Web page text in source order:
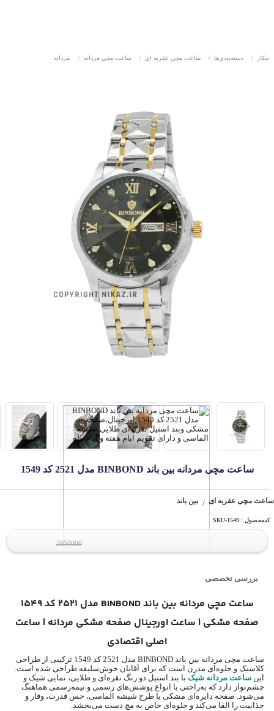
نیکاز / دسته‌بندی‌ها / ساعت مچی عقربه ای / ساعت مچی مردانه / مردانه
ساعت مچی مردانه بین باند BINBOND مدل 2521 کد 1549
ساعت مچی عقربه ای / بین باند
کدمحصول : SKU-1549
2950000
بررسی تخصصی
ساعت مچی مردانه بین باند BINBOND مدل 2521 کد 1549
صفحه مشکی | ساعت اورجینال صفحه مشکی مردانه | ساعت
اصلی اقتصادی
ساعت مچی مردانه بین باند BINBOND مدل 2521 کد 1549 ترکیبی از طراحی
کلاسیک و جلوه‌ای مدرن است که برای آقایان خوش‌سلیقه طراحی شده است.
این ساعت مردانه شیکبا بند استیل دو رنگ نقره‌ای و طلایی، نمایی شیک و
چشم‌نواز دارد که به‌راحتی با انواع پوشش‌های رسمی و نیمه‌رسمی هماهنگ
می‌شود. صفحه دایره‌ای مشکی با طرح شیشه الماسی، حس قدرت، وقار و
جذابیت را القا می‌کند و جلوه‌ای خاص به مچ دست می‌بخشد.